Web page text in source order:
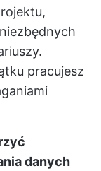
pracujesz
danych